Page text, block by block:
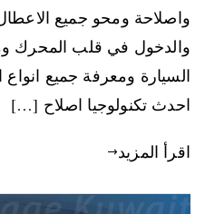
واصلاحة ومحو جميع
والدخول في قلب المحرك
السيارة ومعرفة جميع
احدث تكنولوجيا اصلاح […]
اقرأ المزيد